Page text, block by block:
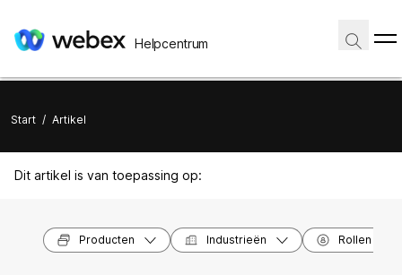
Helpcentrum
Start / Artikel
Dit artikel is van toepassing op:
Producten Industrieën Rollen